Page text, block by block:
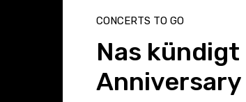
CONCERTS TO GO
Nas kündigt
Anniversary